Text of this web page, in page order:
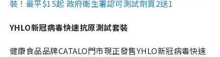
裝！最平$15起 政府衛生署認可測試劑買2送1
YHLO新冠病毒快速抗原測試套裝
健康食品品牌CATALO門市現正發售YHLO新冠病毒快速